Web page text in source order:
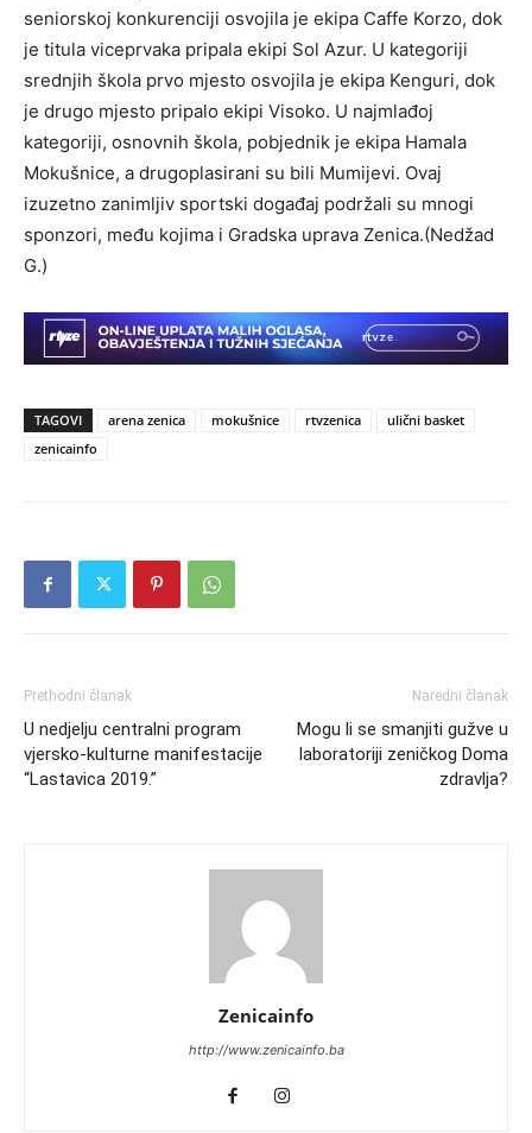
seniorskoj konkurenciji osvojila je ekipa Caffe Korzo, dok
je titula viceprvaka pripala ekipi Sol Azur. U kategoriji
srednjih škola prvo mjesto osvojila je ekipa Kenguri, dok
je drugo mjesto pripalo ekipi Visoko. U najmlađoj
kategoriji, osnovnih škola, pobjednik je ekipa Hamala
Mokušnice, a drugoplasirani su bili Mumijevi. Ovaj
izuzetno zanimljiv sportski događaj podržali su mnogi
sponzori, među kojima i Gradska uprava Zenica.(Nedžad
G.)
TAGOVI arena zenica mokušnice rtvzenica
ulični basket
zenicainfo
Prethodni članak
U nedjelju centralni program
vjersko-kulturne manifestacije
“Lastavica 2019.”
Naredni članak
Mogu li se smanjiti gužve u
laboratoriji zeničkog Doma
zdravlja?
Zenicainfo
http://www.zenicainfo.ba